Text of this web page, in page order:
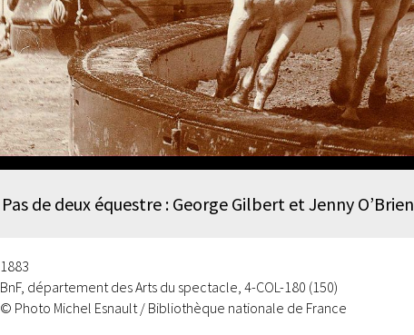
Pas de deux équestre : George Gilbert et Jenny
1883
BnF, département des Arts du spectacle, 4-COL-180 (150)
© Photo Michel Esnault / Bibliothèque nationale de France